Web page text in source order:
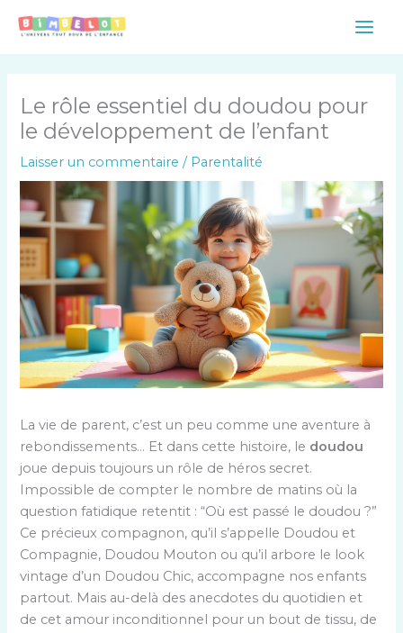
Main
Le rôle essentiel du doudou pour
le développement de l’enfant
Laisser un commentaire / Parentalité
La vie de parent, c’est un peu comme une aventure à
rebondissements… Et dans cette histoire, le doudou
joue depuis toujours un rôle de héros secret.
Impossible de compter le nombre de matins où la
question fatidique retentit : “Où est passé le doudou ?”
Ce précieux compagnon, qu’il s’appelle Doudou et
Compagnie, Doudou Mouton ou qu’il arbore le look
vintage d’un Doudou Chic, accompagne nos enfants
partout. Mais au-delà des anecdotes du quotidien et
de cet amour inconditionnel pour un bout de tissu, de